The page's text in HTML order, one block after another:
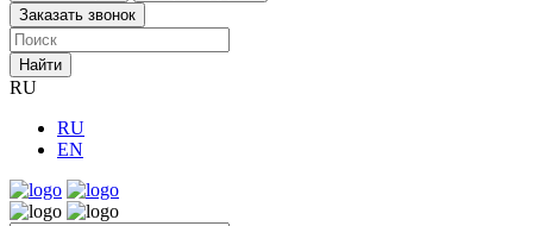
Заказать звонок
Найти
RU
RU
EN